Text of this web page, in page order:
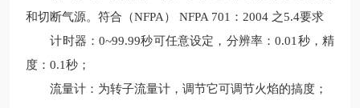
和切断气源。符合（NFPA） NFPA 701：2004 之5.4要求
计时器：0~99.99秒可任意设定，分辨率：0.01秒，精
度：0.1秒；
流量计：为转子流量计，调节它可调节火焰的搞度；